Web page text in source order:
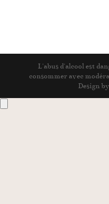
L'abus d'alcool est
consommer avec
Design by